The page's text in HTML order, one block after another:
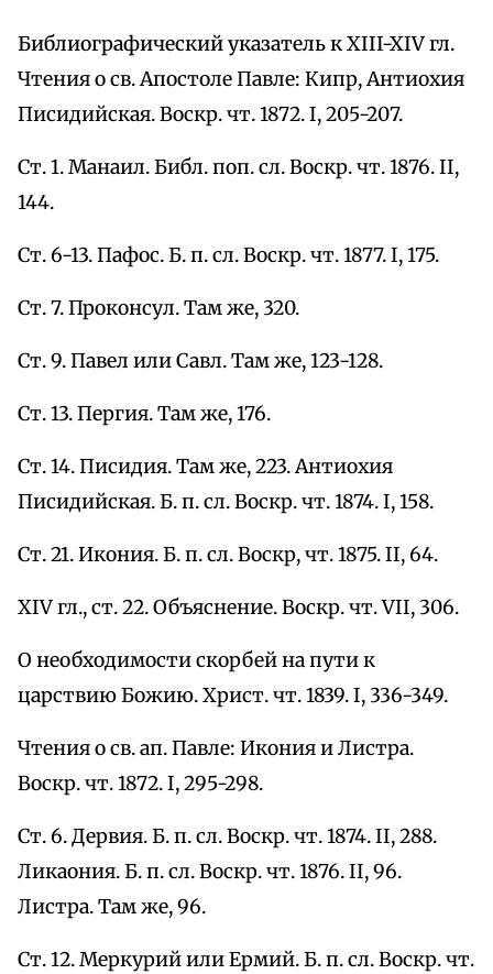
Библиографический указатель к XIII-XIV гл.
Чтения о св. Апостоле Павле: Кипр, Антиохия
Писидийская. Воскр. чт. 1872. I, 205-207.
Ст. 1. Манаил. Библ. поп. сл. Воскр. чт. 1876. II,
144.
Ст. 6-13. Пафос. Б. п. сл. Воскр. чт. 1877. I, 175.
Ст. 7. Проконсул. Там же, 320.
Ст. 9. Павел или Савл. Там же, 123-128.
Ст. 13. Пергия. Там же, 176.
Ст. 14. Писидия. Там же, 223. Антиохия
Писидийская. Б. п. сл. Воскр. чт. 1874. I, 158.
Ст. 21. Икония. Б. п. сл. Воскр, чт. 1875. II, 64.
XIV гл., ст. 22. Объяснение. Воскр. чт. VII, 306.
О необходимости скорбей на пути к
царствию Божию. Христ. чт. 1839. I, 336-349.
Чтения о св. ап. Павле: Икония и Листра.
Воскр. чт. 1872. I, 295-298.
Ст. 6. Дервия. Б. п. сл. Воскр. чт. 1874. II, 288.
Ликаония. Б. п. сл. Воскр. чт. 1876. II, 96.
Листра. Там же, 96.
Ст. 12. Меркурий или Ермий. Б. п. сл. Воскр. чт.